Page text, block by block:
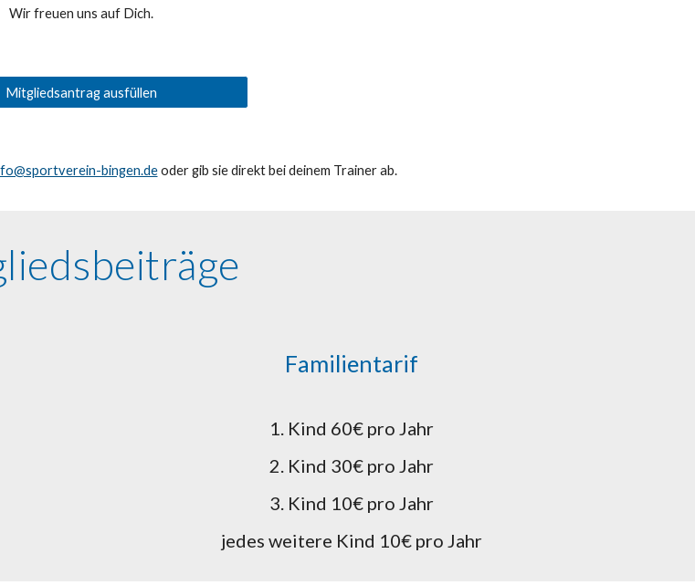
Wir freuen uns auf Dich.
Mitgliedsantrag ausfüllen
bingen.deoder gib sie direkt bei deinem Trainer ab.
Familientarif
1. Kind 60€ pro Jahr
2. Kind 30€ pro Jahr
3. Kind 10€ pro Jahr
jedes weitere Kind 10€ pro Jahr